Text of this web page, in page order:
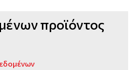
προϊόντος